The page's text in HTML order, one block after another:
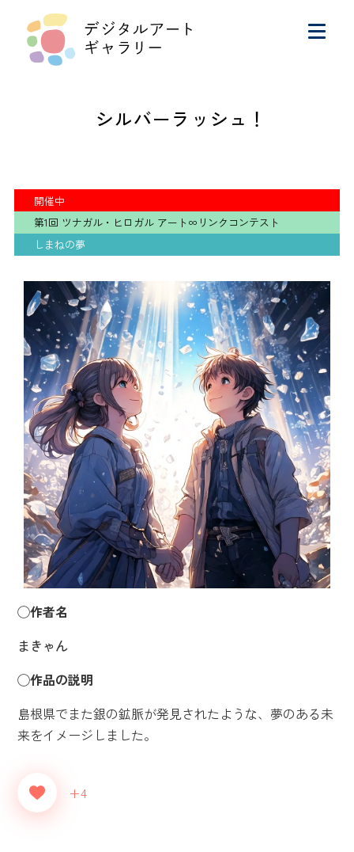
シルバーラッシュ！
開催中
第1回 ツナガル・ヒロガル アート∞リンクコンテスト
しまねの夢
◯作者名
まきゃん
◯作品の説明
島根県でまた銀の鉱脈が発見されたような、夢のある未
来をイメージしました。
+4